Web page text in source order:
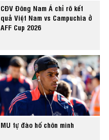
CĐV Đông Nam Á chỉ rõ kết
quả Việt Nam vs Campuchia ở
AFF Cup 2026
MU tự đào hố chôn mình